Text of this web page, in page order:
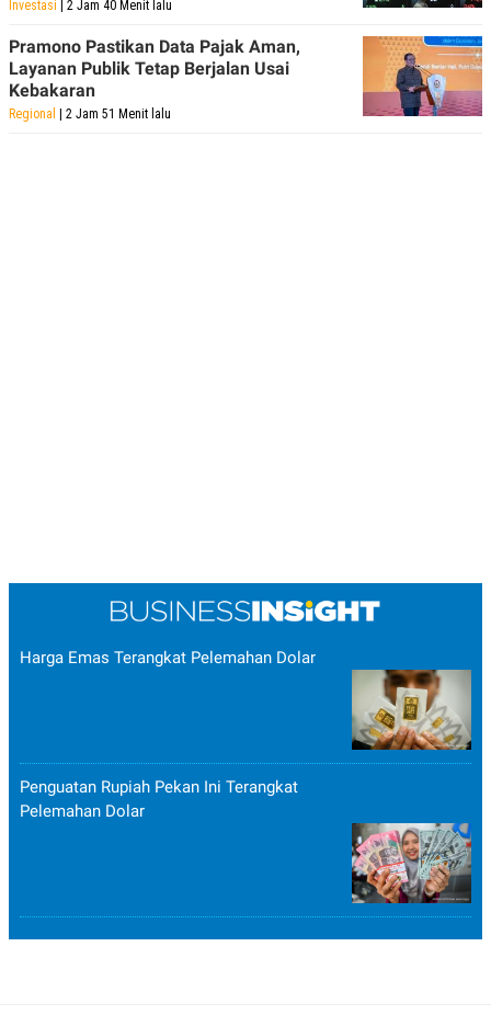
Investasi | 2 Jam 40 Menit lalu
Pramono Pastikan Data Pajak Aman,
Layanan Publik Tetap Berjalan Usai
Kebakaran
Regional | 2 Jam 51 Menit lalu
Harga Emas Terangkat Pelemahan Dolar
Penguatan Rupiah Pekan Ini Terangkat
Pelemahan Dolar